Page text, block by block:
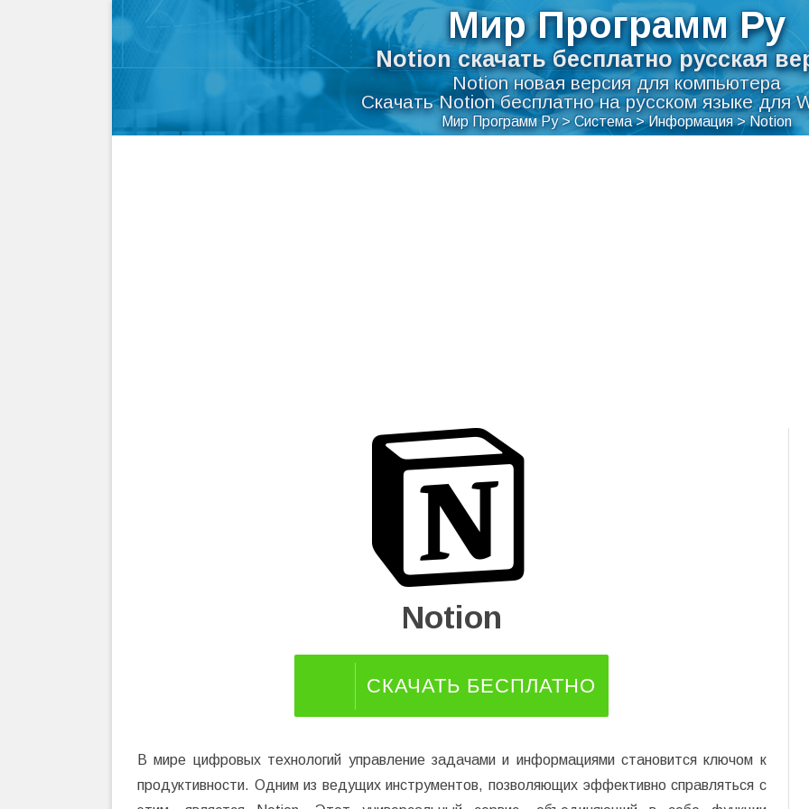
Мир Программ Ру
Notion скачать бесплатно русская
Notion новая версия для компьютера
Скачать Notion бесплатно на русском языке для
Мир Программ Ру>Система>Информация>Notion
Notion
СКАЧАТЬ БЕСПЛАТНО
В мире цифровых технологий управление задачами и информациями становится ключом к
продуктивности. Одним из ведущих инструментов, позволяющих эффективно справляться с